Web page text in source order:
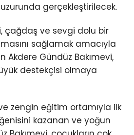
gerçekleştirilecek.
çağdaş ve sevgi dolu bir
sağlamak amacıyla
Akdere Gündüz Bakımevi,
destekçisi olmaya
zengin eğitim ortamıyla ilk
kazanan ve yoğun